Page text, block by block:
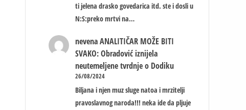
ti jelena drasko govedarica itd. ste i dosli u
N:S:preko mrtvi na…
nevena ANALITIČAR MOŽE BITI
SVAKO: Obradović iznijela
neutemeljene tvrdnje o Dodiku
26/08/2024
Biljana i njen muz sluge natoa i mrzitelji
pravoslavnog naroda!!! neka ide da pljuje